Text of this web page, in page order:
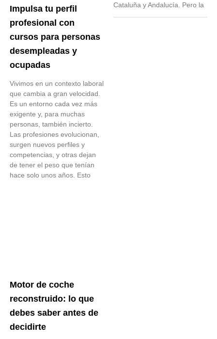
Impulsa tu perfil
profesional con
cursos para personas
desempleadas y
ocupadas
Vivimos en un contexto laboral
que cambia a gran velocidad.
Es un entorno cada vez más
exigente y, para muchas
personas, también incierto.
Las profesiones evolucionan,
surgen nuevos perfiles y
competencias, y otras dejan
de tener el peso que tenían
hace solo unos años. Esto
Motor de coche
reconstruido: lo que
debes saber antes de
decidirte
Cataluña y Andalucía. Pero la